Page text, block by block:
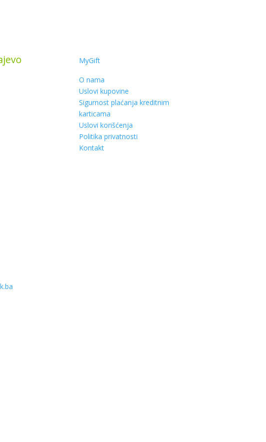
MyGift
O nama
Uslovi kupovine
Sigurnost plaćanja kreditnim
karticama
Uslovi korišćenja
Politika privatnosti
Kontakt